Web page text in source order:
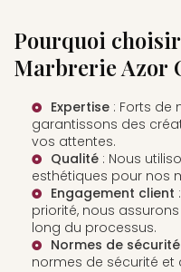
Pourquoi
Marbrerie Azor
Expertise : Forts de
garantissons des
vos attentes.
Qualité : Nous
esthétiques pour nos
Engagement client
priorité, nous
long du processus.
Normes de sécurité
normes de sécurité et